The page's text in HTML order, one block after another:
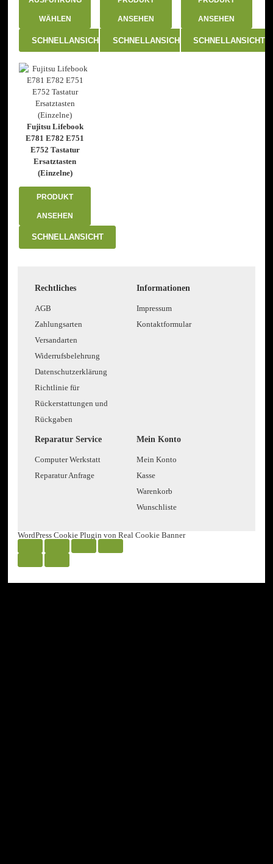
WÄHLEN
Produkt
mehrere
Varianten
Optionen
können
auf
Produktseite
gewählt
werden
SCHNELLANSICHT
ANSEHEN
SCHNELLANSICHT
ANSEHEN
SCHNELLANSICHT
Fujitsu Lifebook
E781 E782 E751
E752 Tastatur
Ersatztasten
(Einzelne)
PRODUKT
ANSEHEN
SCHNELLANSICHT
Rechtliches
AGB
Zahlungsarten
Versandarten
Widerrufsbelehrung
Datenschutzerklärung
Richtlinie für
Rückerstattungen und
Rückgaben
Informationen
Impressum
Kontaktformular
Reparatur Service
Computer Werkstatt
Reparatur Anfrage
Mein Konto
Mein Konto
Kasse
Warenkorb
Wunschliste
WordPress Cookie Plugin von Real Cookie Banner